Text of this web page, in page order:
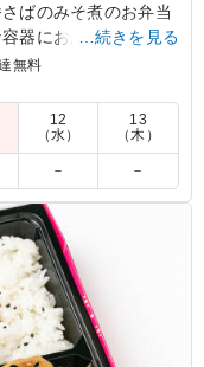
ばのみそ煮のお弁当
器におかずがびっし
びました。 サバ
で、他スタッフか
いてサバもふっく
！
…続きを見る
無料
12
（水）
13
（木）
－ －